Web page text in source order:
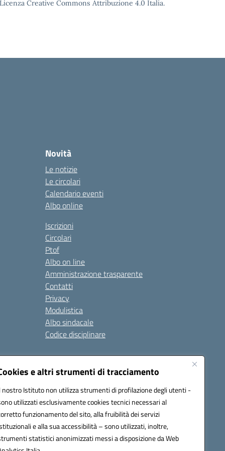
e altri strumenti di tracciamento
nostro Istituto non utilizza strumenti di profilazione degli utenti -
utilizzati esclusivamente cookies tecnici necessari al
funzionamento del sito, alla fruibilità dei servizi
e alla sua accessibilità – sono utilizzati, inoltre,
statistici anonimizzati messi a disposizione da Web
Creative Commons Attribuzione 4.0 Italia.
Novità
Le notizie
Le circolari
Calendario eventi
Albo online
Iscrizioni
Circolari
Ptof
Albo on line
Amministrazione trasparente
Contatti
Privacy
Modulistica
Albo sindacale
Codice disciplinare
riferimento: 2024/2025
2025/2028 – Anno di riferimento: 2025/2026
- C.F. / P.IVA Convitto 80000150906 - C.F. Scuole